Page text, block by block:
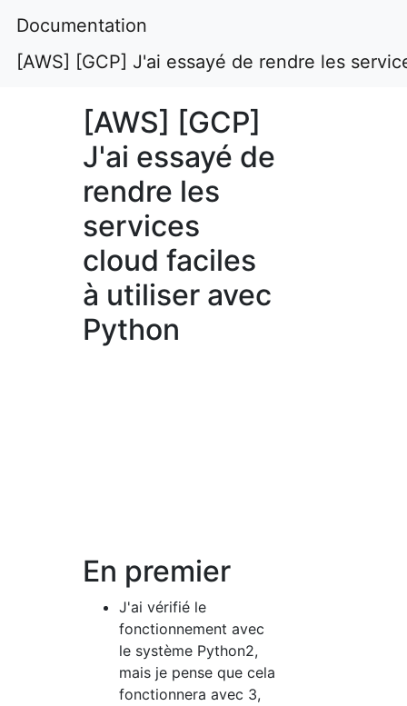
Documentation
[AWS] [GCP] J'ai essayé de rendre les
[AWS] [GCP]
J'ai essayé de
rendre les
services
cloud faciles
à utiliser avec
Python
En premier
J'ai vérifié le
fonctionnement avec
le système Python2,
mais je pense que cela
fonctionnera avec 3,